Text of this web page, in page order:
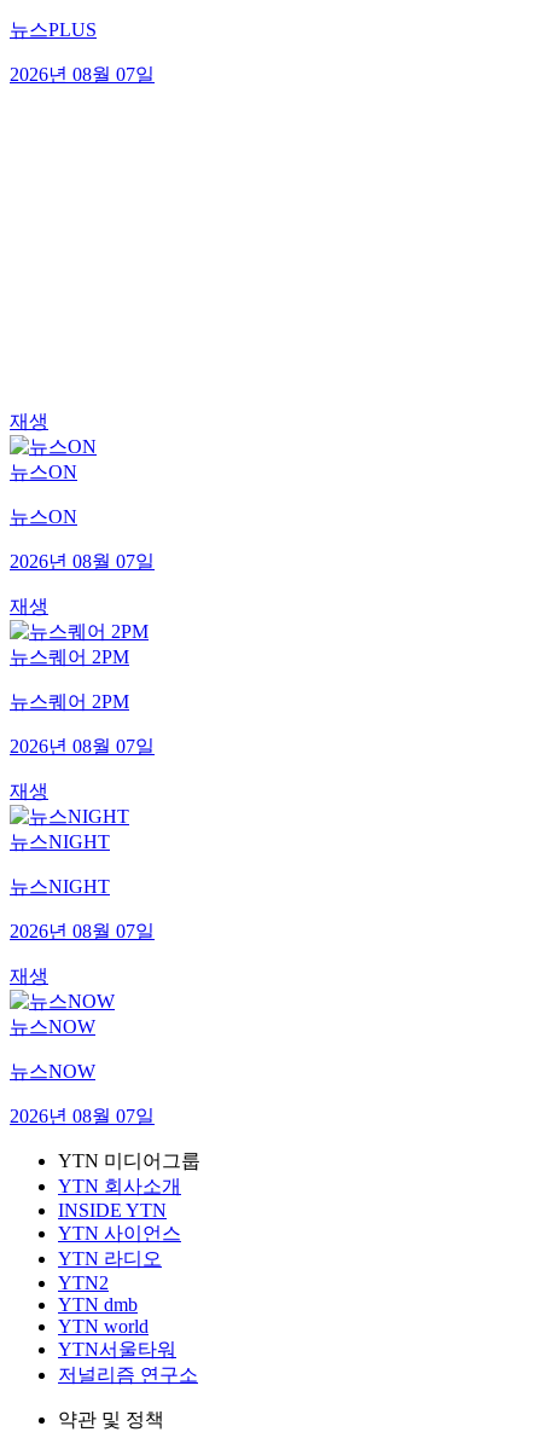
뉴스PLUS
2026년 08월 07일
재생
뉴스ON
뉴스ON
2026년 08월 07일
재생
뉴스퀘어 2PM
뉴스퀘어 2PM
2026년 08월 07일
재생
뉴스NIGHT
뉴스NIGHT
2026년 08월 07일
재생
뉴스NOW
뉴스NOW
2026년 08월 07일
YTN 미디어그룹
YTN 회사소개
INSIDE YTN
YTN 사이언스
YTN 라디오
YTN2
YTN dmb
YTN world
YTN서울타워
저널리즘 연구소
약관 및 정책